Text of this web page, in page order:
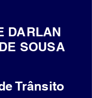
DARLAN
SOUSA
Trânsito